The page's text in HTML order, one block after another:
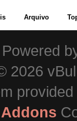
Arquivo
Powered
2026